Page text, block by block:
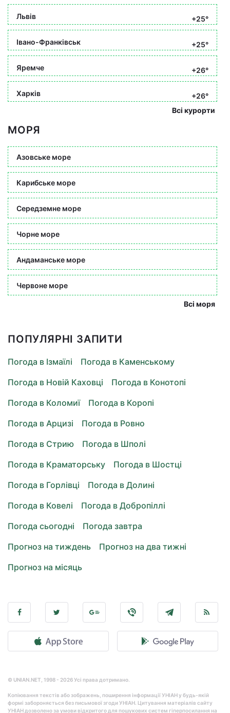
Львів +25°
Івано-Франківськ +25°
Яремче +26°
Харків
+26°
Всі курорти
МОРЯ
Азовське море
Карибське море
Середземне море
Чорне море
Андаманське море
Червоне море
Всі моря
ПОПУЛЯРНІ ЗАПИТИ
Погода в Ізмаїлі
Погода в Каменському
Погода в Новій Каховці
Погода в Конотопі
Погода в Коломиї
Погода в Коропі
Погода в Арцизі
Погода в Ровно
Погода в Стрию
Погода в Шполі
Погода в Краматорську
Погода в Шостці
Погода в Горлівці
Погода в Долині
Погода в Ковелі
Погода в Добропіллі
Погода сьогодні
Погода завтра
Прогноз на тиждень
Прогноз на два тижні
Прогноз на місяць
© UNIAN.NET, 1998 - 2026 Усі права дотримано.
Копіювання текстів або зображень, поширення інформації УНІАН у будь-якій
формі забороняється без письмової згоди УНІАН. Цитування матеріалів сайту
УНІАН дозволено за умови відкритого для пошукових систем гіперпосилання на